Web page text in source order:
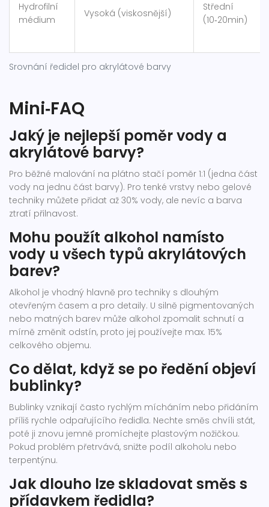
Srovnání ředidel pro akrylátové barvy
Hydrofilní
médium
Vysoká (viskosnější)
Střední
(10‑20min)
Mini‑FAQ
Jaký je nejlepší poměr vody a
akrylátové barvy?
Pro běžné malování na plátno stačí poměr 1:1 (jedna část
vody na jednu část barvy). Pro tenké vrstvy nebo gelové
techniky můžete přidat až 30% vody, ale nevíc a barva
ztratí přilnavost.
Mohu použít alkohol namísto
vody u všech typů akrylátových
barev?
Alkohol je vhodný hlavně pro techniky s dlouhým
otevřeným časem a pro detaily. U silně pigmentovaných
nebo matných barev může alkohol zpomalit schnutí a
mírně změnit odstín, proto jej používejte max. 15%
celkového objemu.
Co dělat, když se po ředění objeví
bublinky?
Bublinky vznikají často rychlým mícháním nebo přidáním
příliš rychle odpařujícího ředidla. Nechte směs chvíli stát,
poté ji znovu jemně promíchejte plastovým nožičkou.
Pokud problém přetrvává, snižte podíl alkoholu nebo
terpentýnu.
Jak dlouho lze skladovat směs s
přídavkem ředidla?